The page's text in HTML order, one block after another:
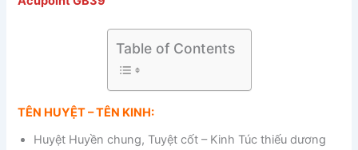
Table of Contents
TÊN HUYỆT – TÊN KINH:
Huyệt Huyền chung, Tuyệt cốt – Kinh Túc thiếu dương